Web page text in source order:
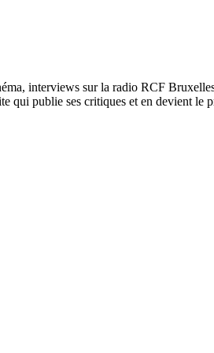
interviews sur la radio RCF
qui publie ses critiques et en devient le